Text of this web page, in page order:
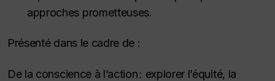
approches prometteuses.
Présenté dans le cadre de :
De la conscience à l’action : explorer l’équité, la